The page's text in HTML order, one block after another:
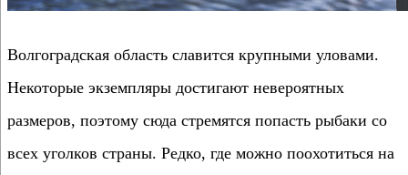
Волгоградская область славится крупными уловами.
Некоторые экземпляры достигают невероятных
размеров, поэтому сюда стремятся попасть рыбаки со
всех уголков страны. Редко, где можно поохотиться на